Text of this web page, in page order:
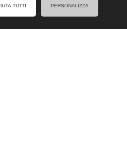
degli Enti Locali
TUTTI PERSONALIZZA